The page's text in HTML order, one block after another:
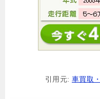
引用元: 車買取